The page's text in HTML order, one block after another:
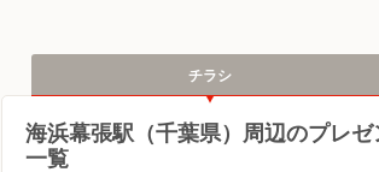
チラシ
海浜幕張駅（千葉県）周辺のプレ
一覧